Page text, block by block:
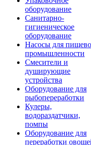
оборудование
Санитарно-
гигиеническое
оборудование
Насосы для
промышленности
Смесители и
душирующие
устройства
Оборудование для
рыбопереработки
Кулеры,
водораздатчики,
помпы
Оборудование для
переработки